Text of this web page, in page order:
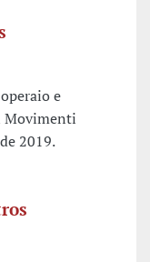
e
Movimenti
2019.